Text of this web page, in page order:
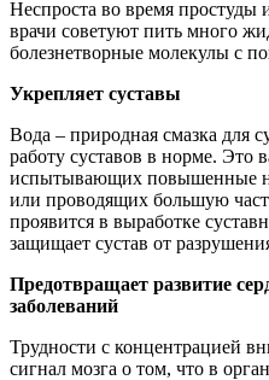
Неспроста во время простуды
врачи советуют пить много
болезнетворные молекулы с
Укрепляет суставы
Вода ‒ природная смазка для
работу суставов в норме. Это
испытывающих повышенные
или проводящих большую
проявится в выработке
защищает сустав от
Предотвращает развитие
заболеваний
Трудности с концентрацией
сигнал мозга о том, что в